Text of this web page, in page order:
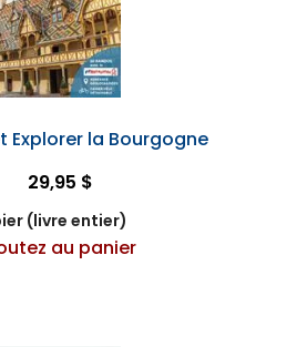
Explorer la Bourgogne
29,95 $
(livre entier)
au panier